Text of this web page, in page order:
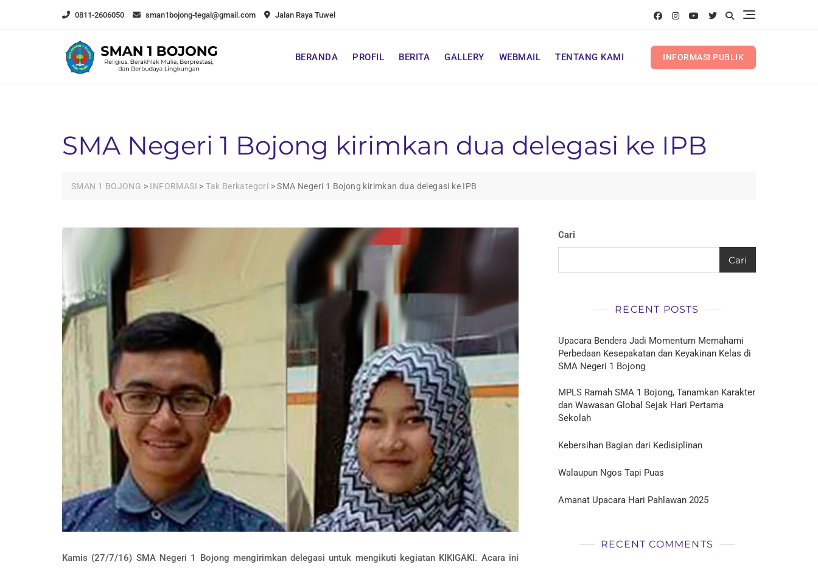
0811-2606050 sman1bojong-tegal@gmail.com Jalan Raya Tuwel
BERANDA PROFIL BERITA GALLERY WEBMAIL TENTANG KAMI INFORMASI PUBLIK
SMA Negeri 1 Bojong kirimkan dua delegasi ke IPB
SMAN 1 BOJONG > INFORMASI >Tak Berkategori >SMA Negeri 1 Bojong kirimkan dua delegasi ke IPB
Kamis (27/7/16) SMA Negeri 1 Bojong mengirimkan delegasi untuk mengikuti kegiatan KIKIGAKI. Acara ini
Cari
Cari
RECENT POSTS
Upacara Bendera Jadi Momentum Memahami
Perbedaan Kesepakatan dan Keyakinan Kelas di
SMA Negeri 1 Bojong
MPLS Ramah SMA 1 Bojong, Tanamkan Karakter
dan Wawasan Global Sejak Hari Pertama
Sekolah
Kebersihan Bagian dari Kedisiplinan
Walaupun Ngos Tapi Puas
Amanat Upacara Hari Pahlawan 2025
RECENT COMMENTS